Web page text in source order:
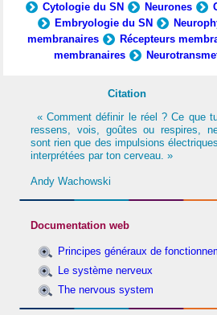
Cytologie du SN
Neurones
Embryologie du SN
membranaires
Récepteurs
membranaires
Citation
« Comment définir le réel ? Ce que
ressens, vois, goûtes ou respires,
sont rien que des impulsions électriques
interprétées par ton cerveau. »
Andy Wachowski
Documentation web
Principes généraux de
Le système nerveux
The nervous system